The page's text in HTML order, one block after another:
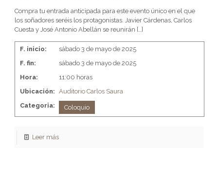
Compra tu entrada anticipada para este evento único en el que
los soñadores seréis los protagonistas. Javier Cárdenas, Carlos
Cuesta y José Antonio Abellán se reunirán […]
F. inicio:
sábado 3 de mayo de 2025
F. fin:
sábado 3 de mayo de 2025
Hora:
11:00 horas
Ubicación: Auditorio Carlos Saura
Categoria:
Coloquio
Leer más